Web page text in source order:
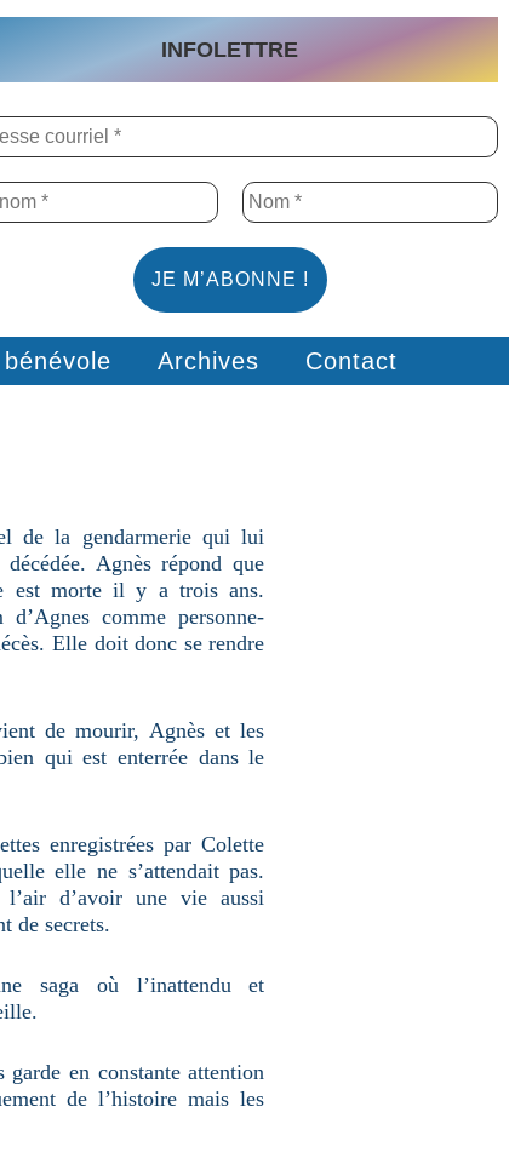
INFOLETTRE
Archives Contact
de la gendarmerie qui lui
Agnès répond que
est morte il y a trois ans.
comme personne-
Elle doit donc se rendre
de mourir, Agnès et les
qui est enterrée dans le
enregistrées par Colette
elle ne s’attendait pas.
d’avoir une vie aussi
de secrets.
saga où l’inattendu et
en constante attention
de l’histoire mais les